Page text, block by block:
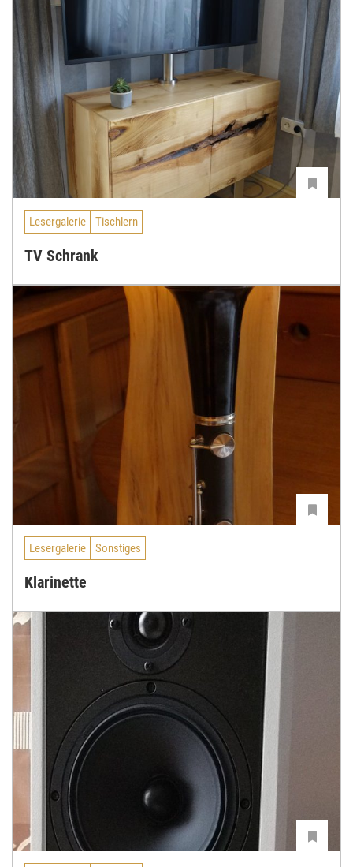
Lesergalerie Tischlern
TV Schrank
Lesergalerie Sonstiges
Klarinette